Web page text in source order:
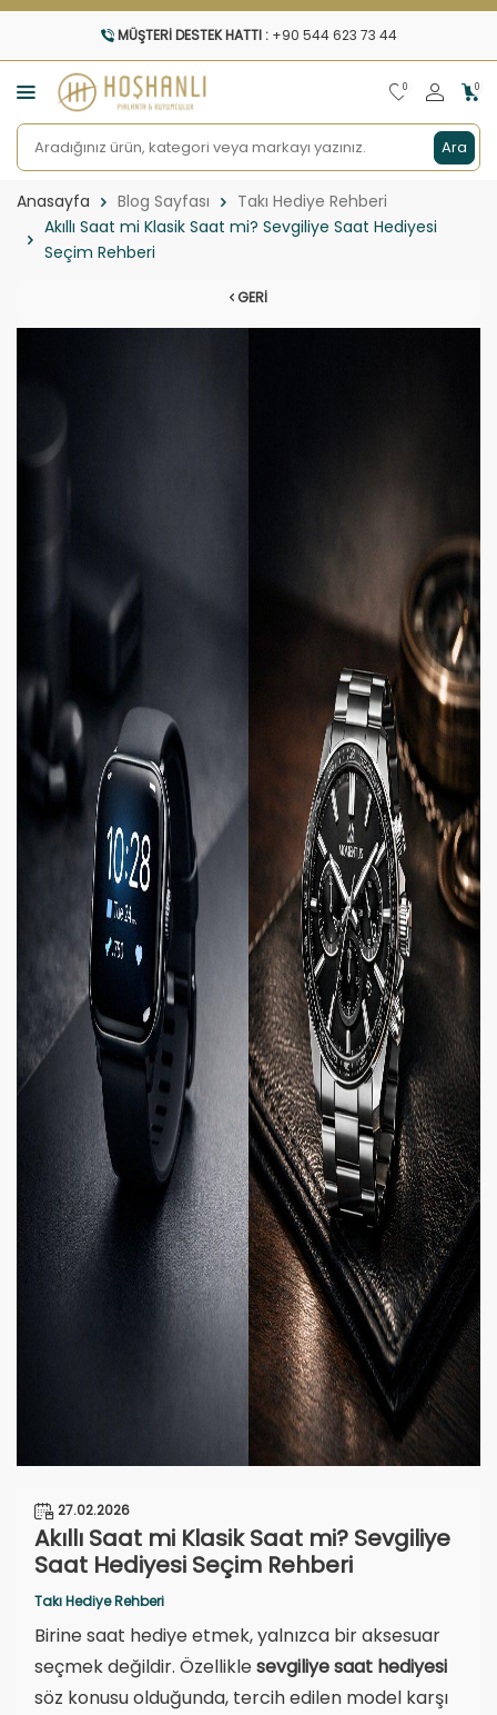
MÜŞTERI DESTEK HATTI : +90 544 623 73 44
Ara
0 0
Anasayfa Blog Sayfası
Takı Hediye Rehberi
Akıllı Saat mi Klasik Saat mi? Sevgiliye Saat Hediyesi
Seçim Rehberi
GERI
27.02.2026
Akıllı Saat mi Klasik Saat mi? Sevgiliye
Saat Hediyesi Seçim Rehberi
Takı Hediye Rehberi
Birine saat hediye etmek, yalnızca bir aksesuar
seçmek değildir. Özelliklesevgiliye saat hediyesi
söz konusu olduğunda, tercih edilen model karşı